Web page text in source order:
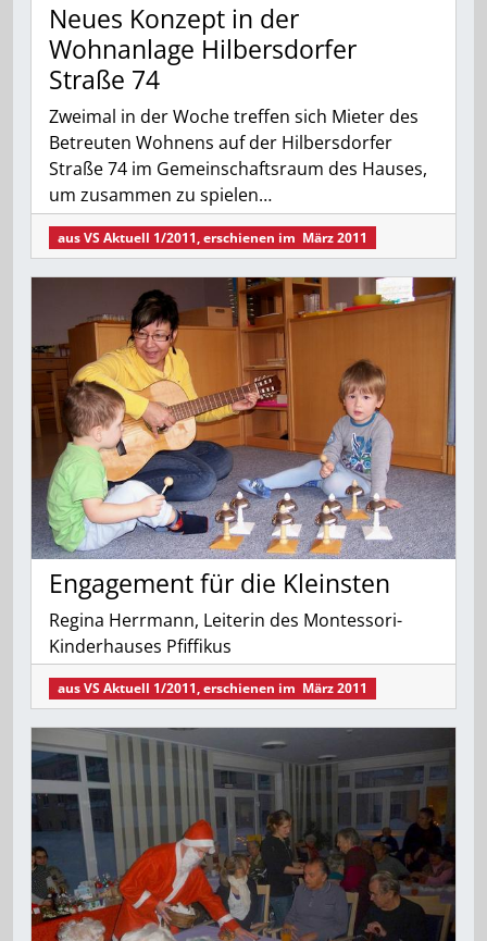
Neues Konzept in der
Wohnanlage Hilbersdorfer
Straße 74
Zweimal in der Woche treffen sich Mieter des
Betreuten Wohnens auf der Hilbersdorfer
Straße 74 im Gemeinschaftsraum des Hauses,
um zusammen zu spielen…
ausVS Aktuell 1/2011, erschienen im März 2011
Engagement für die Kleinsten
Regina Herrmann, Leiterin des Montessori-
Kinderhauses Pfiffikus
ausVS Aktuell 1/2011, erschienen im März 2011